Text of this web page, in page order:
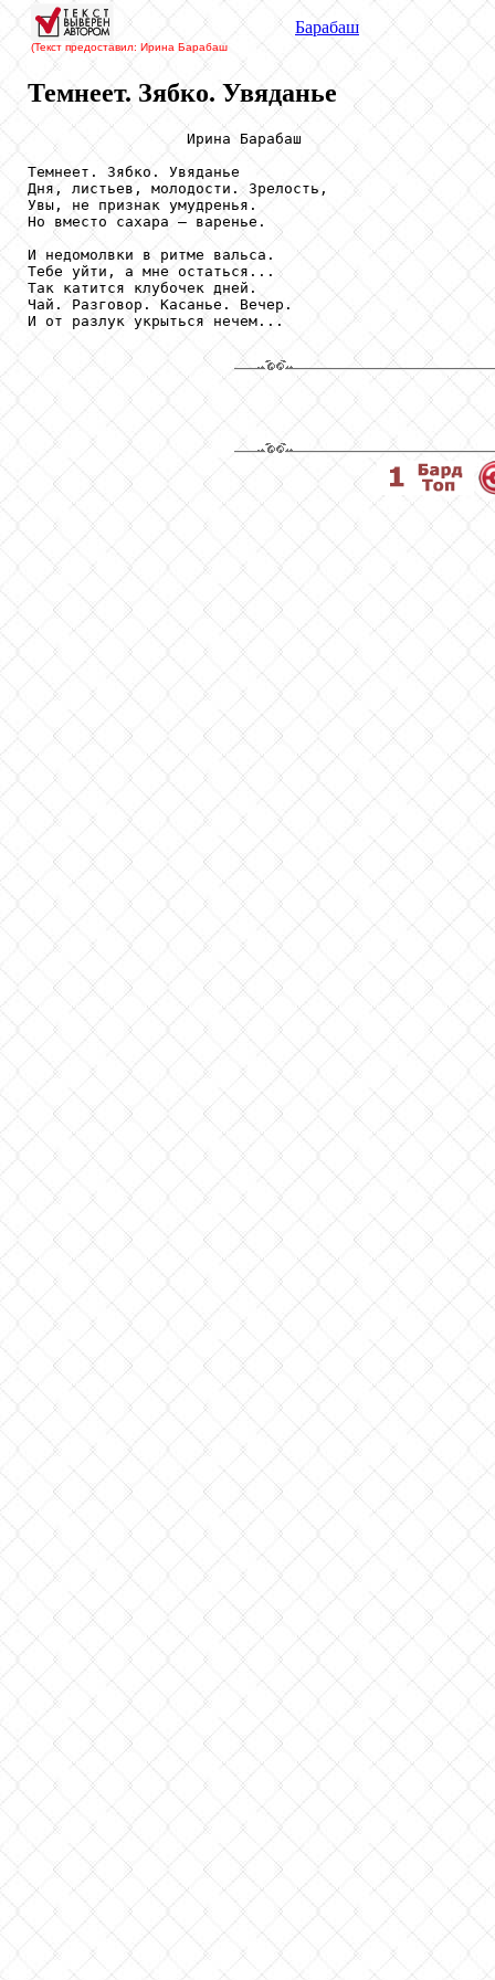
(Текст предоставил: Ирина Барабаш
Барабаш
Темнеет. Зябко. Увяданье
                  Ирина Барабаш
Темнеет. Зябко. Увяданье
Дня, листьев, молодости. Зрелость,
Увы, не признак умудренья.
Но вместо сахара – варенье.
И недомолвки в ритме вальса.
Тебе уйти, а мне остаться...
Так катится клубочек дней.
Чай. Разговор. Касанье. Вечер.
И от разлук укрыться нечем...